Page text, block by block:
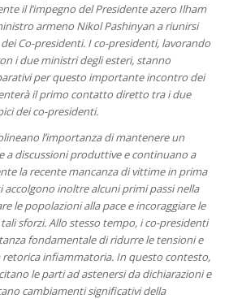
il l’impegno del Presidente azero Ilham
armeno Nikol Pashinyan a riunirsi
Co-presidenti. I co-presidenti, lavorando
i due ministri degli esteri, stanno
per questo importante incontro dei
il primo contatto diretto tra i due
dei co-presidenti.
l’importanza di mantenere un
a discussioni produttive e continuano a
la recente mancanza di vittime in prima
accolgono inoltre alcuni primi passi nella
le popolazioni alla pace e incoraggiare le
sforzi. Allo stesso tempo, i co-presidenti
fondamentale di ridurre le tensioni e
infiammatoria. In questo contesto,
le parti ad astenersi da dichiarazioni e
cambiamenti significativi della